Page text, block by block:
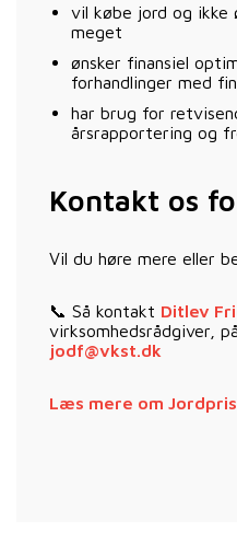
vil købe jord og ikke
meget
ønsker finansiel
forhandlinger med
har brug for
årsrapportering og
Kontakt os
Vil du høre mere eller
📞 Så kontakt Ditlev
virksomhedsrådgiver,
jodf@vkst.dk
Læs mere om